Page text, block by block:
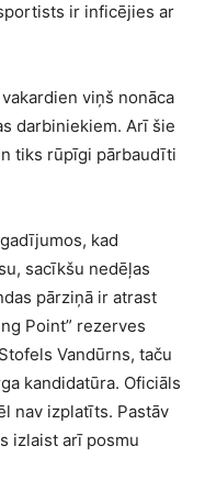
ir inficējies ar
viņš nonāca
darbiniekiem. Arī šie
tiks rūpīgi pārbaudīti
kad
sacīkšu nedēļas
pārziņā ir atrast
Point” rezerves
Vandūrns, taču
kandidatūra. Oficiāls
nav izplatīts. Pastāv
izlaist arī posmu